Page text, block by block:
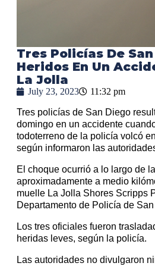
Tres Policías De
Heridos En Un
La Jolla
July 23, 2023 11:32 pm
Tres policías de San Diego
domingo en un accidente
todoterreno de la policía volcó
según informaron las
El choque ocurrió a lo largo de
aproximadamente a medio
muelle La Jolla Shores Scripps
Departamento de Policía de
Los tres oficiales fueron
heridas leves, según la policía.
Las autoridades no divulgaron